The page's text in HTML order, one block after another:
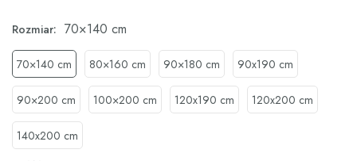
Rozmiar: 70×140 cm
70×140 cm 80×160 cm 90×180 cm 90x190 cm
90×200 cm 100×200 cm 120x190 cm 120x200 cm
140x200 cm